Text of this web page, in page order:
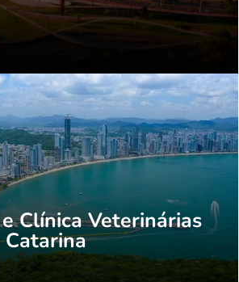
Clínica Veterinárias